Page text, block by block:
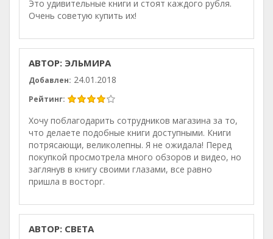
Это удивительные книги и стоят каждого рубля.
Очень советую купить их!
АВТОР: ЭЛЬМИРА
Добавлен: 24.01.2018
Рейтинг:
Хочу поблагодарить сотрудников магазина за то,
что делаете подобные книги доступными. Книги
потрясающи, великолепны. Я не ожидала! Перед
покупкой просмотрела много обзоров и видео, но
заглянув в книгу своими глазами, все равно
пришла в восторг.
АВТОР: СВЕТА